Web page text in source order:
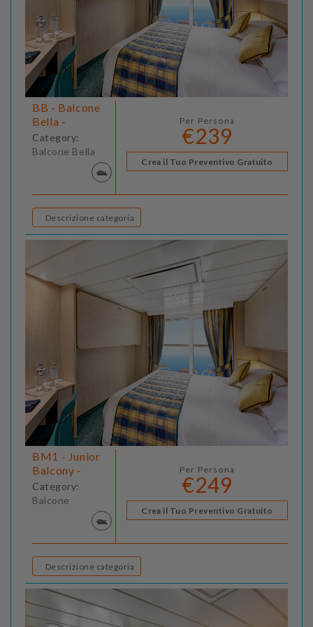
BB - Balcone
Bella -
Category:
Balcone Bella
Per Persona
€239
Crea il Tuo Preventivo Gratuito
Descrizione categoria
BM1 - Junior
Balcony -
Category:
Balcone
Per Persona
€249
Crea il Tuo Preventivo Gratuito
Descrizione categoria